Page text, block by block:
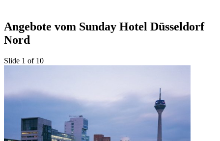
Angebote vom Sunday Hotel Düsseldorf
Nord
Slide 1 of 10